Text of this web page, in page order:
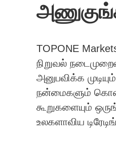
TOPONE
நிறுவல்
அனுபவிக்க
நன்மைகளும்
கூறுகளையும்
உலகளாவிய